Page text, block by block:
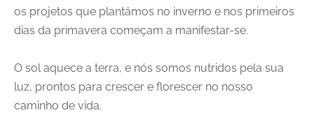
os projetos que plantámos no inverno e nos primeiros
dias da primavera começam a manifestar-se.
O sol aquece a terra, e nós somos nutridos pela sua
luz, prontos para crescer e florescer no nosso
caminho de vida.